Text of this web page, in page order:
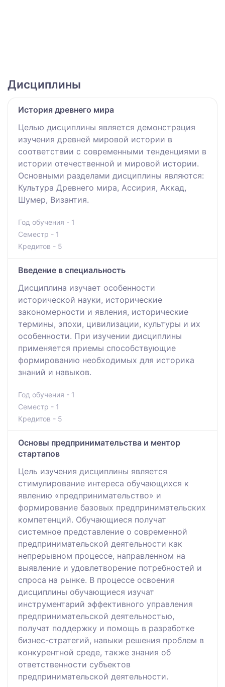
Дисциплины
История древнего мира
Целью дисциплины является демонстрация
изучения древней мировой истории в
соответствии с современными тенденциями в
истории отечественной и мировой истории.
Основными разделами дисциплины являются:
Культура Древнего мира, Ассирия, Аккад,
Шумер, Византия.
Год обучения - 1
Семестр - 1
Кредитов - 5
Введение в специальность
Дисциплина изучает особенности
исторической науки, исторические
закономерности и явления, исторические
термины, эпохи, цивилизации, культуры и их
особенности. При изучении дисциплины
применяется приемы способствующие
формированию необходимых для историка
знаний и навыков.
Год обучения - 1
Семестр - 1
Кредитов - 5
Основы предпринимательства и ментор
стартапов
Цель изучения дисциплины является
стимулирование интереса обучающихся к
явлению «предпринимательство» и
формирование базовых предпринимательских
компетенций. Обучающиеся получат
системное представление о современной
предпринимательской деятельности как
непрерывном процессе, направленном на
выявление и удовлетворение потребностей и
спроса на рынке. В процессе освоения
дисциплины обучающиеся изучат
инструментарий эффективного управления
предпринимательской деятельностью,
получат поддержку и помощь в разработке
бизнес-стратегий, навыки решения проблем в
конкурентной среде, также знания об
ответственности субъектов
предпринимательской деятельности.